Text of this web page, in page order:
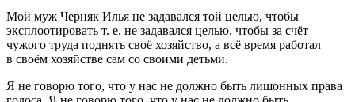
Мой муж Черняк Илья не задавался той целью, чтобы
эксплоотировать т. е. не задавался целью, чтобы за счёт
чужого труда поднять своё хозяйство, а всё время работал
в своём хозяйстве сам со своими детьми.
Я не говорю того, что у нас не должно быть лишонных права